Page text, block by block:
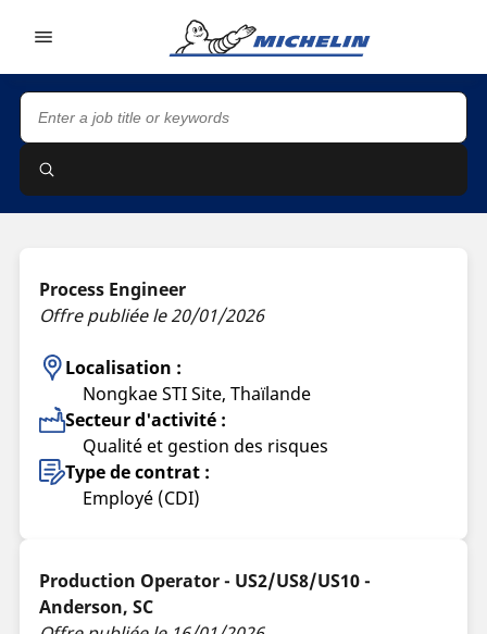
Process Engineer
Offre publiée le 20/01/2026
Localisation :
Nongkae STI Site, Thaïlande
Secteur d'activité :
Qualité et gestion des risques
Type de contrat :
Employé (CDI)
Production Operator - US2/US8/US10 -
Anderson, SC